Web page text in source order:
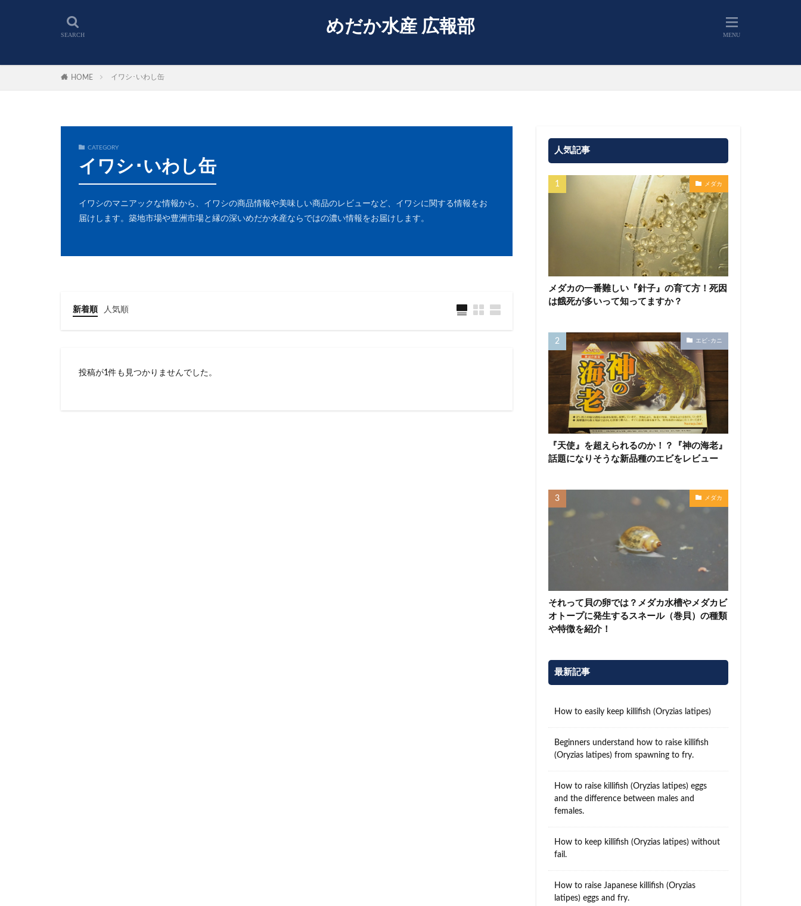
めだか水産 広報部
HOME イワシ･いわし缶
CATEGORY
イワシ･いわし缶
イワシのマニアックな情報から、イワシの商品情報や美味しい商品のレビューなど、イワシに関する情報をお
届けします。築地市場や豊洲市場と縁の深いめだか水産ならではの濃い情報をお届けします。
新着順 人気順
投稿が1件も見つかりませんでした。
人気記事
メダカ
メダカの一番難しい『針子』の育て方！死因
は餓死が多いって知ってますか？
エビ･カニ
『天使』を超えられるのか！？『神の海老』
話題になりそうな新品種のエビをレビュー
メダカ
それって貝の卵では？メダカ水槽やメダカビ
オトープに発生するスネール（巻貝）の種類
や特徴を紹介！
最新記事
How to easily keep killifish (Oryzias latipes)
Beginners understand how to raise killifish
(Oryzias latipes) from spawning to fry.
How to raise killifish (Oryzias latipes) eggs
and the difference between males and
females.
How to keep killifish (Oryzias latipes) without
fail.
How to raise Japanese killifish (Oryzias
latipes) eggs and fry.